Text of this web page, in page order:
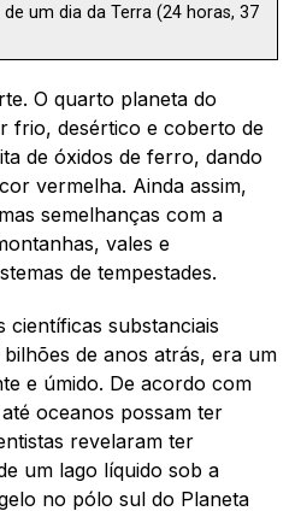
um dia da Terra (24 horas, 37
O quarto planeta do
frio, desértico e coberto de
de óxidos de ferro, dando
vermelha. Ainda assim,
semelhanças com a
vales e
de tempestades.
científicas substanciais
de anos atrás, era um
e úmido. De acordo com
oceanos possam ter
revelaram ter
um lago líquido sob a
no pólo sul do Planeta